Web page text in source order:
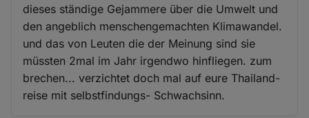
dieses ständige Gejammere über die Umwelt und
den angeblich menschengemachten Klimawandel.
und das von Leuten die der Meinung sind sie
müssten 2mal im Jahr irgendwo hinfliegen. zum
brechen... verzichtet doch mal auf eure Thailand-
reise mit selbstfindungs- Schwachsinn.